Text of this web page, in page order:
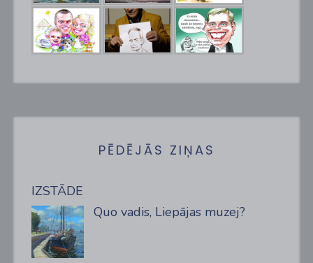
PĒDĒJĀS ZIŅAS
IZSTĀDE
Quo vadis, Liepājas muzej?